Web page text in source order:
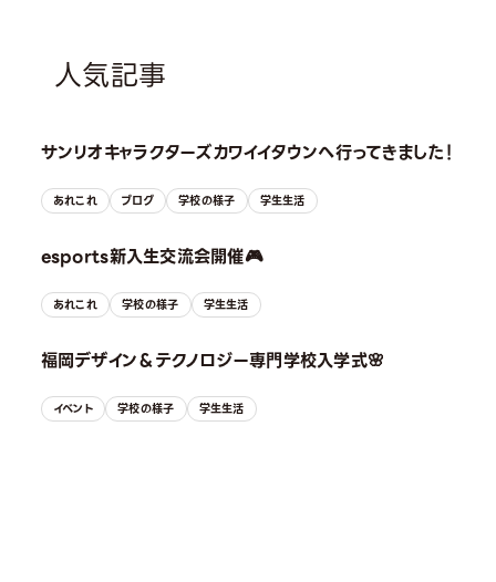
人気記事
サンリオキャラクターズカワイイタウンへ行ってきました！
あれこれ ブログ 学校の様子 学生生活
esports新入生交流会開催🎮
あれこれ 学校の様子 学生生活
福岡デザイン＆テクノロジー専門学校入学式🌸
イベント 学校の様子 学生生活